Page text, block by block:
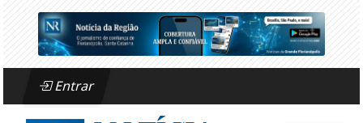
Entrar